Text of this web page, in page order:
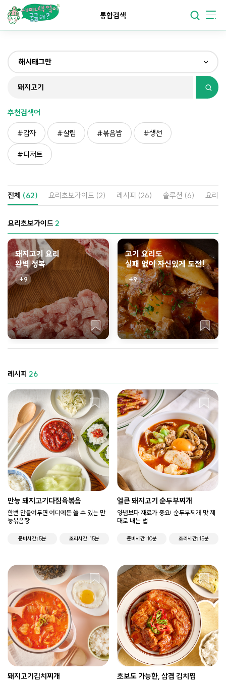
맛있어지는부엌
요리가쉬워지는부엌
통합검색
해시태그만
전체
재료만
해시태그만
추천검색어
감자 살림 볶음밥 생선
디저트
전체 (62) 요리초보가이드 (2) 레시피 (26) 솔루션 (6) 요리
요리초보가이드2
돼지고기 요리
완벽 정복
9
고기 요리도
실패 없이 자신있게 도전!
9
레시피 26
만능 돼지고기다짐육볶음
한번 만들어두면 어디에든 쓸 수 있는 만
능볶음장
준비시간 5분 조리시간 15분
얼큰 돼지고기 순두부찌개
양념보다 재료가 중요! 순두부찌개 맛 제
대로 내는 법
준비시간 10분 조리시간 15분
돼지고기김치찌개 초보도 가능한, 삼겹 김치찜